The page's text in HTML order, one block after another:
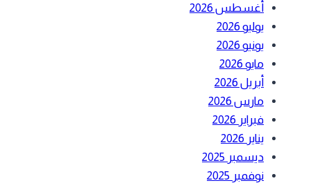
أغسطس 2026
يوليو 2026
يونيو 2026
مايو 2026
أبريل 2026
مارس 2026
فبراير 2026
يناير 2026
ديسمبر 2025
نوفمبر 2025